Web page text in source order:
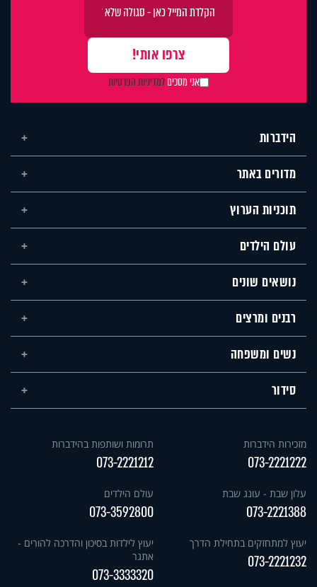
אני מסכיםלמדיניות הפרטיות
הידברות
מדורים באתר
תוכניות הערוץ
עולם הילדים
נושאים שונים
רבנים ומרצים
נשים ומשפחה
סידור
מזכירות הידברות
073-2221222
תרומות ושותפות בהידברות
073-2221212
עלון שבת - עונג שבת
073-2221388
עולם הילדים
073-3592800
יעוץ למתחזקים בתחילת הדרך
073-2221232
יעוץ לילדות בסיכון והדרכה להורים -
אתגר
073-3333320